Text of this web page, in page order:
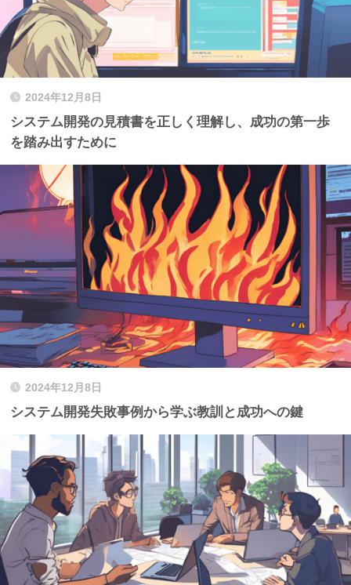
2024年12月8日
システム開発の見積書を正しく理解し、成功の第一歩
を踏み出すために
2024年12月8日
システム開発失敗事例から学ぶ教訓と成功への鍵